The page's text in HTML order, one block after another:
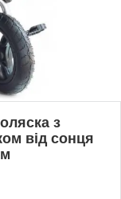
з
від сонця